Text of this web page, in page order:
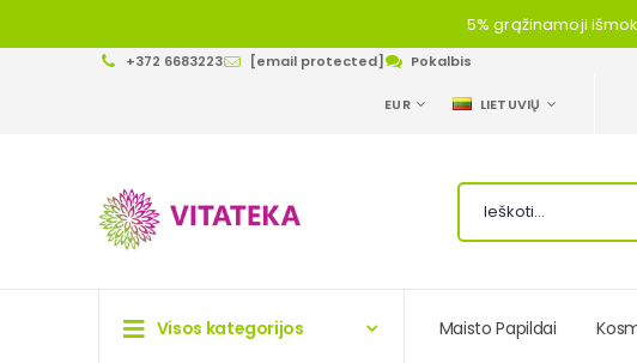
5% grąžinamoji
+372 6683223 [email protected] Pokalbis
CURRENCY
EUR LANGUAGE
LIETUVIŲ
Visos kategorijos Maisto Papildai